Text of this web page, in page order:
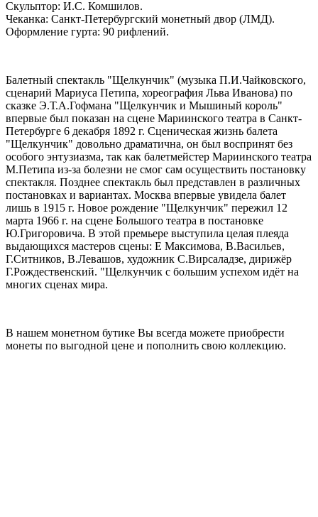
Скульптор: И.С. Комшилов.
Чеканка: Санкт-Петербургский монетный двор (ЛМД).
Оформление гурта: 90 рифлений.
Балетный спектакль "Щелкунчик" (музыка П.И.Чайковского,
сценарий Мариуса Петипа, хореография Льва Иванова) по
сказке Э.Т.А.Гофмана "Щелкунчик и Мышиный король"
впервые был показан на сцене Мариинского театра в Санкт-
Петербурге 6 декабря 1892 г. Сценическая жизнь балета
"Щелкунчик" довольно драматична, он был воспринят без
особого энтузиазма, так как балетмейстер Мариинского театра
М.Петипа из-за болезни не смог сам осуществить постановку
спектакля. Позднее спектакль был представлен в различных
постановках и вариантах. Москва впервые увидела балет
лишь в 1915 г. Новое рождение "Щелкунчик" пережил 12
марта 1966 г. на сцене Большого театра в постановке
Ю.Григоровича. В этой премьере выступила целая плеяда
выдающихся мастеров сцены: Е Максимова, В.Васильев,
Г.Ситников, В.Левашов, художник С.Вирсаладзе, дирижёр
Г.Рождественский. "Щелкунчик с большим успехом идёт на
многих сценах мира.
В нашем монетном бутике Вы всегда можете приобрести
монеты по выгодной цене и пополнить свою коллекцию.